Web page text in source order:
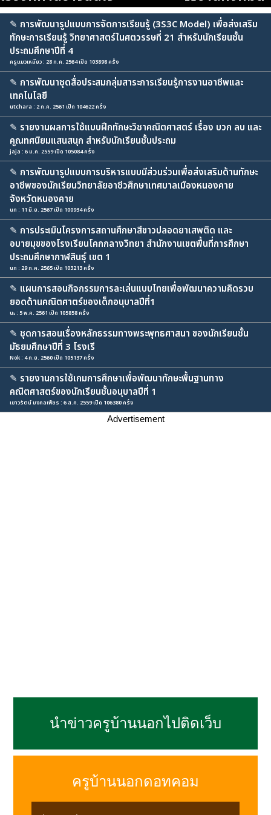
✎ การพัฒนารูปแบบการจัดการเรียนรู้ (3S3C Model) เพื่อส่งเสริม
ทักษะการเรียนรู้ วิทยาศาสตร์ในศตวรรษที่ 21 สำหรับนักเรียนชั้น
ประถมศึกษาปีที่ 4
ครูแมวเหมียว : 28 ก.ค. 2564 เปิด 103898 ครั้ง
✎ การพัฒนาชุดสื่อประสมกลุ่มสาระการเรียนรู้การงานอาชีพและ
เทคโนโลยี
utchara : 2 ก.ค. 2561 เปิด 104622 ครั้ง
✎ รายงานผลการใช้แบบฝึกทักษะวิชาคณิตศาสตร์ เรื่อง บวก ลบ และ
คูณทศนิยมแสนสนุก สำหรับนักเรียนชั้นประถม
jaja : 6 ม.ค. 2559 เปิด 105084 ครั้ง
✎ การพัฒนารูปแบบการบริหารแบบมีส่วนร่วมเพื่อส่งเสริมด้านทักษะ
อาชีพของนักเรียนวิทยาลัยอาชีวศึกษาเทศบาลเมืองหนองคาย
จังหวัดหนองคาย
นก : 11 มิ.ย. 2567 เปิด 100934 ครั้ง
✎ การประเมินโครงการสถานศึกษาสีขาวปลอดยาเสพติด และ
อบายมุขของโรงเรียนโคกกลางวิทยา สำนักงานเขตพื้นที่การศึกษา
ประถมศึกษากาฬสินธุ์ เขต 1
นก : 29 ก.ค. 2565 เปิด 103213 ครั้ง
✎ แผนการสอนกิจกรรมการละเล่นแบบไทยเพื่อพัฒนาความคิดรวบ
ยอดด้านคณิตศาตร์ของเด็กอนุบาลปีที่1
นะ : 5 พ.ค. 2561 เปิด 105858 ครั้ง
✎ ชุดการสอนเรื่องหลักธรรมทางพระพุทธศาสนา ของนักเรียนชั้น
มัธยมศึกษาปีที่ 3 โรงเรี
Nok : 4 ก.ย. 2560 เปิด 105137 ครั้ง
✎ รายงานการใช้เกมการศึกษาเพื่อพัฒนาทักษะพื้นฐานทาง
คณิตศาสตร์ของนักเรียนชั้นอนุบาลปีที่ 1
เยาวรัตน์ มงคลเพ็ชร : 6 ส.ค. 2559 เปิด 106380 ครั้ง
Advertisement
นำข่าวครูบ้านนอกไปติดเว็บ
ครูบ้านนอกดอทคอม